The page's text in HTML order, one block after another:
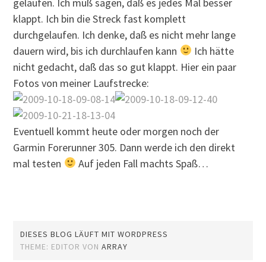
klappt. Ich bin die Streck fast komplett
durchgelaufen. Ich denke, daß es nicht mehr lange
dauern wird, bis ich durchlaufen kann
Ich hätte
nicht gedacht, daß das so gut klappt. Hier ein paar
Fotos von meiner Laufstrecke:
Eventuell kommt heute oder morgen noch der
Garmin Forerunner 305. Dann werde ich den direkt
mal testen
Auf jeden Fall machts Spaß…
DIESES BLOG LÄUFT MIT WORDPRESS
THEME: EDITOR VONARRAY